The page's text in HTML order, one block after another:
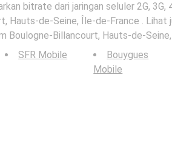
bitrate dari jaringan seluler 2G, 3G,
Hauts-de-Seine, Île-de-France . Lihat
Boulogne-Billancourt, Hauts-de-
SFR Mobile
Bouygues
Mobile